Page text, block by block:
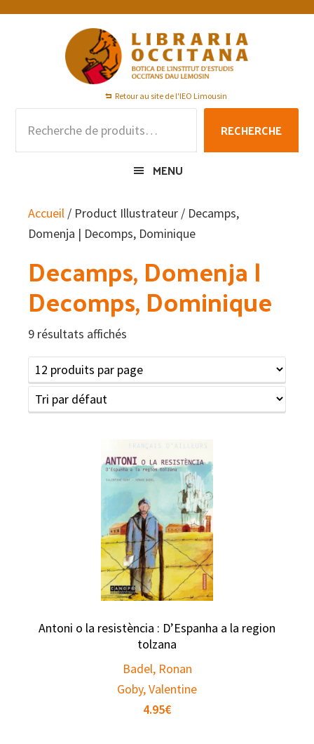
Passer
Passer
Passer
Retour au site de l'IEO Limousin
pour :
RECHERCHE
MENU
Accueil / Product Illustrateur / Decamps,
Domenja | Decomps, Dominique
Decamps, Domenja |
Decomps, Dominique
9 résultats affichés
Antoni o la resistència : D’Espanha a la region
tolzana
Badel, Ronan
Goby, Valentine
4.95€